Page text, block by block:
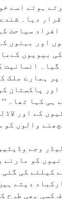
ہوئے اسے
دیا۔ شندے
سیاحت
اور بہنوں
بیویوں
گیا۔ انسانیت
ہمارے ملک
اور پاکستان
ہی کہا تھا۔ ‘‘
کے اور
والوں کو
وجے
کو مارنے
کیلئے کی
دیتے
کسی بھی طرح